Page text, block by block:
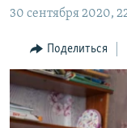
ИНФОГРАФИКА
ТЕЛЕПРОЕКТ
СОВЕТЫ
ПРОПАВШИЕ БЕЗ
КАК ОБОЙТИ
Qırımtatar
30 сентября 2020,
Поделиться